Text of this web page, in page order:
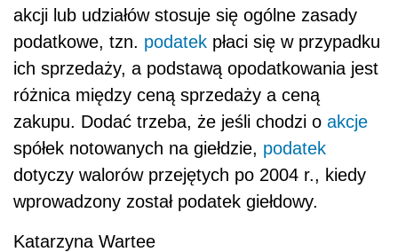
akcji lub udziałów stosuje się ogólne zasady
podatkowe, tzn. podatek płaci się w przypadku
ich sprzedaży, a podstawą opodatkowania jest
różnica między ceną sprzedaży a ceną
zakupu. Dodać trzeba, że jeśli chodzi o akcje
spółek notowanych na giełdzie, podatek
dotyczy walorów przejętych po 2004 r., kiedy
wprowadzony został podatek giełdowy.
Katarzyna Wartee